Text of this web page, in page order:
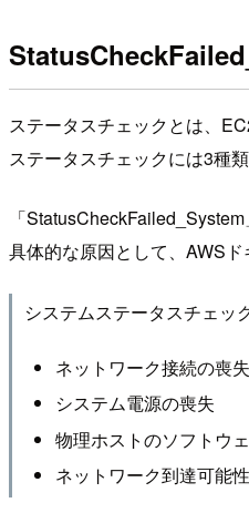
ステータスチェックとは、
ステータスチェックには3種
「
具体的な原因として、AWS
システムステータスチェッ
ネットワーク接続の喪失
システム電源の喪失
物理ホストのソフトウ
ネットワーク到達可能